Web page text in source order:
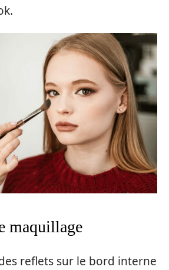
maquillage
des reflets sur le bord interne